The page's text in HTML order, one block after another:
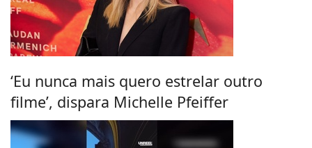
‘Eu nunca mais quero estrelar outro
filme’, dispara Michelle Pfeiffer